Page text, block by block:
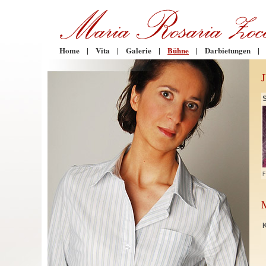
Home | Vita | Galerie | Bühne | Darbietungen |